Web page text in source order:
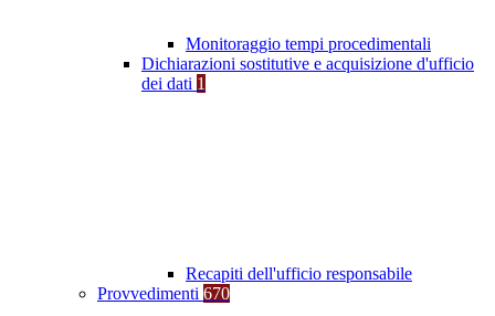
Monitoraggio tempi procedimentali
Dichiarazioni sostitutive e acquisizione d'ufficio
dei dati 1
Recapiti dell'ufficio responsabile
Provvedimenti 670